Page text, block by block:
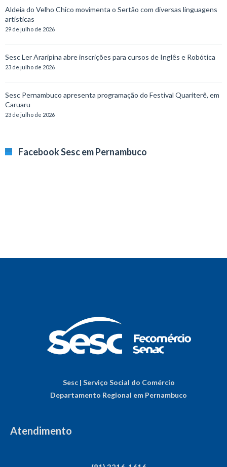
Aldeia do Velho Chico movimenta o Sertão com diversas linguagens
artísticas
29 de julho de 2026
Sesc Ler Araripina abre inscrições para cursos de Inglês e Robótica
23 de julho de 2026
Sesc Pernambuco apresenta programação do Festival Quariterê, em
Caruaru
23 de julho de 2026
Facebook Sesc em Pernambuco
Sesc | Serviço Social do Comércio
Departamento Regional em Pernambuco
Atendimento